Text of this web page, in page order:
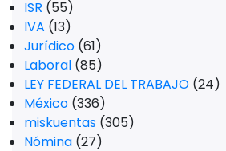
ISR (55)
IVA (13)
Jurídico (61)
Laboral (85)
LEY FEDERAL DEL TRABAJO (24)
México (336)
miskuentas (305)
Nómina (27)